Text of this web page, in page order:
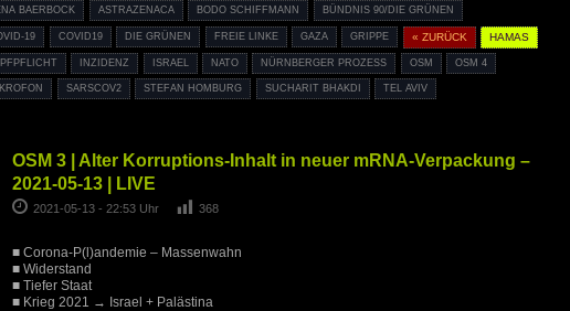
BAERBOCK ASTRAZENACA BODO SCHIFFMANN BÜNDNIS 90/DIE GRÜNEN
19 COVID19 DIE GRÜNEN FREIE LINKE GAZA GRIPPE « ZURÜCK HAMAS
INZIDENZ ISRAEL NATO NÜRNBERGER PROZESS OSM OSM 4
SARSCOV2 STEFAN HOMBURG SUCHARIT BHAKDI TEL AVIV
OSM 3 | Alter Korruptions-Inhalt in neuer mRNA-Verpackung –
2021-05-13 | LIVE
2021-05-13 - 22:53 Uhr 368
■ Corona-P(l)andemie – Massenwahn
■ Widerstand
■ Tiefer Staat
■ Krieg 2021 → Israel + Palästina